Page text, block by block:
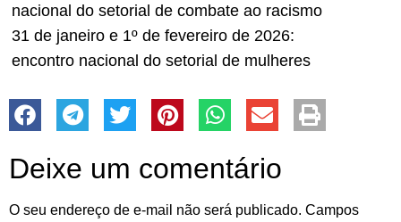
nacional do setorial de combate ao racismo
31 de janeiro e 1º de fevereiro de 2026:
encontro nacional do setorial de mulheres
Deixe um comentário
O seu endereço de e-mail não será publicado. Campos